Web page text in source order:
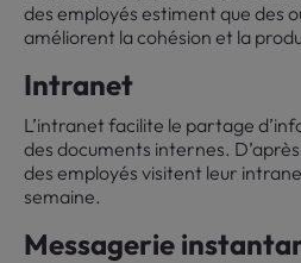
des employés estiment que des
améliorent la cohésion et la
Intranet
L’intranet facilite le partage
des documents internes.
des employés visitent leur
semaine.
Messagerie